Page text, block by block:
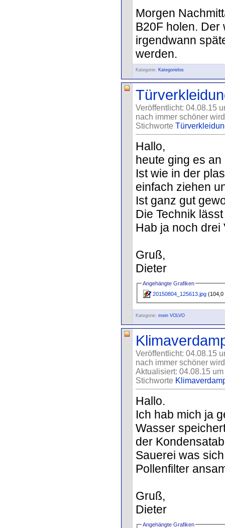
Morgen
B20F holen. Der
irgendwann
werden.
Kategorie: Kategorielos
Veröffentlicht: 04.08.15
nach immer schöner
Stichworte
Hallo,
heute ging es an
Ist wie in der
einfach ziehen
Ist ganz gut
Die Technik
Hab ja noch drei
Gruß,
Dieter
Angehängte Grafiken
20150804_125613.jpg (104,0
Kategorie: mein VOLVO
Veröffentlicht: 04.08.15
nach immer schöner
Aktualisiert: 04.08.15
Stichworte
Hallo.
Ich hab mich ja
Wasser
der
Sauerei was
Pollenfilter
Gruß,
Dieter
Angehängte Grafiken